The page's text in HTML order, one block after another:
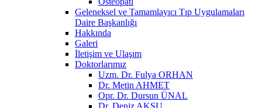
Geleneksel ve Tamamlayıcı Tıp Uygulamaları
Daire Başkanlığı
Hakkında
Galeri
İletişim ve Ulaşım
Doktorlarımız
Uzm. Dr. Fulya ORHAN
Dr. Metin AHMET
Opr. Dr. Dursun ÜNAL
Dr. Deniz AKSU